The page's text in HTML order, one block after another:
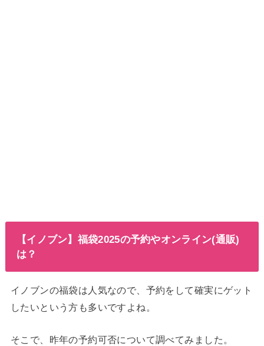
【イノブン】福袋2025の予約やオンライン(通販)
は？
イノブンの福袋は人気なので、予約をして確実にゲット
したいという方も多いですよね。
そこで、昨年の予約可否について調べてみました。